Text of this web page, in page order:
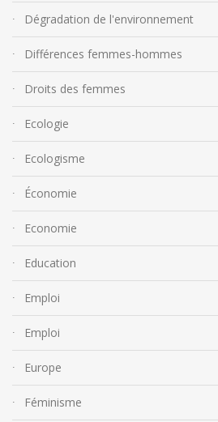
Dégradation de l'environnement
Différences femmes-hommes
Droits des femmes
Ecologie
Ecologisme
Économie
Economie
Education
Emploi
Emploi
Europe
Féminisme